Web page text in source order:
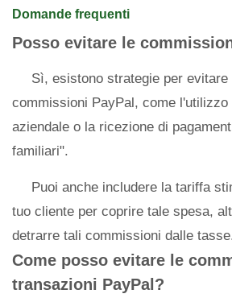
Domande frequenti
Posso evitare le
Sì, esistono strategie per evitare
commissioni PayPal, come l'utilizzo
aziendale o la ricezione di
familiari".
Puoi anche includere la tariffa
tuo cliente per coprire tale spesa,
detrarre tali commissioni dalle
Come posso evitare le
transazioni PayPal?